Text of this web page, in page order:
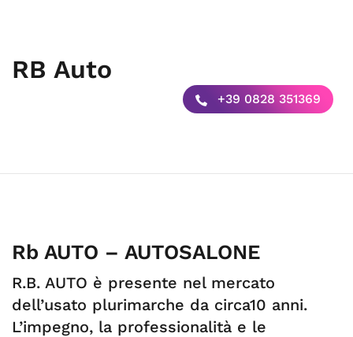
RB Auto
+39 0828 351369
Rb AUTO – AUTOSALONE
R.B. AUTO è presente nel mercato
dell’usato plurimarche da circa10 anni.
L’impegno, la professionalità e le